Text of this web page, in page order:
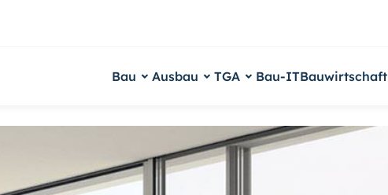
Bau Ausbau TGA Bau-ITBauwirtschaft